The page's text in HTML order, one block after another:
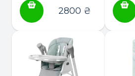
2800 ₴